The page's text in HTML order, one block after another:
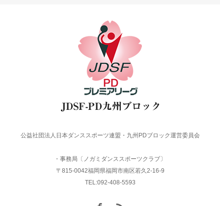
公益社団法人日本ダンススポーツ連盟・九州PDブロック運営委員会
・事務局〔ノガミダンススポーツクラブ〕
〒815-0042福岡県福岡市南区若久2-16-9
TEL:092-408-5593